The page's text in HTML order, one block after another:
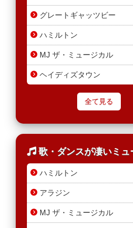
グレートギャッツビー
ハミルトン
MJ ザ・ミュージカル
ヘイディズタウン
全て見る
歌・ダンスが凄いミュ
ハミルトン
アラジン
MJ ザ・ミュージカル